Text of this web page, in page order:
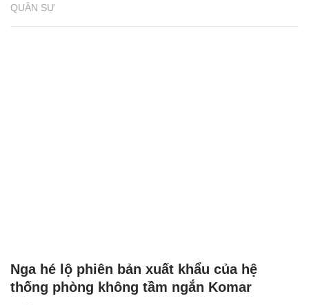
QUÂN SỰ
Nga hé lộ phiên bản xuất khẩu của hệ
thống phòng không tầm ngắn Komar